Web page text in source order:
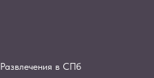
Развлечения в СПб